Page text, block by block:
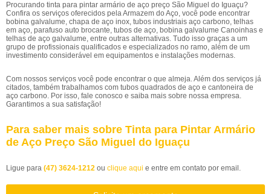
Procurando tinta para pintar armário de aço preço São Miguel do Iguaçu?
Confira os serviços oferecidos pela Armazem do Aço, você pode encontrar
bobina galvalume, chapa de aço inox, tubos industriais aço carbono, telhas
em aço, parafuso auto brocante, tubos de aço, bobina galvalume Canoinhas e
telhas de aço galvalume, entre outras alternativas. Tudo isso graças a um
grupo de profissionais qualificados e especializados no ramo, além de um
investimento considerável em equipamentos e instalações modernas.
Com nossos serviços você pode encontrar o que almeja. Além dos serviços já
citados, também trabalhamos com tubos quadrados de aço e cantoneira de
aço carbono. Por isso, fale conosco e saiba mais sobre nossa empresa.
Garantimos a sua satisfação!
Para saber mais sobre Tinta para Pintar Armário
de Aço Preço São Miguel do Iguaçu
Ligue para (47) 3624-1212 ou clique aqui e entre em contato por email.